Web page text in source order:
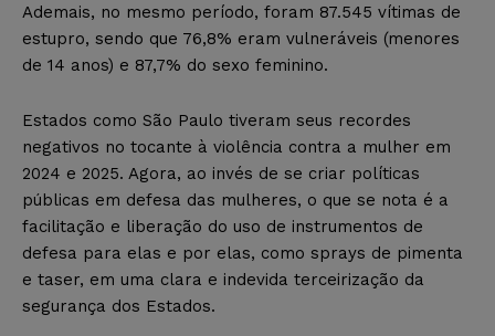
Ademais, no mesmo período, foram 87.545 vítimas de
estupro, sendo que 76,8% eram vulneráveis (menores
de 14 anos) e 87,7% do sexo feminino.
Estados como São Paulo tiveram seus recordes
negativos no tocante à violência contra a mulher em
2024 e 2025. Agora, ao invés de se criar políticas
públicas em defesa das mulheres, o que se nota é a
facilitação e liberação do uso de instrumentos de
defesa para elas e por elas, como sprays de pimenta
e taser, em uma clara e indevida terceirização da
segurança dos Estados.